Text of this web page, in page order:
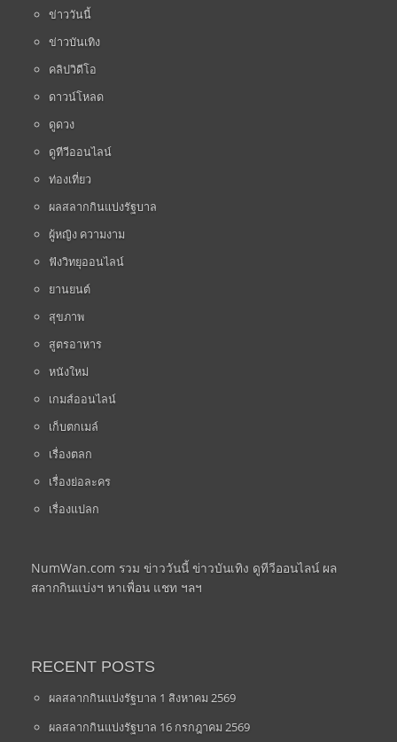
ข่าววันนี้
ข่าวบันเทิง
คลิปวิดีโอ
ดาวน์โหลด
ดูดวง
ดูทีวีออนไลน์
ท่องเที่ยว
ผลสลากกินแบ่งรัฐบาล
ผู้หญิง ความงาม
ฟังวิทยุออนไลน์
ยานยนต์
สุขภาพ
สูตรอาหาร
หนังใหม่
เกมส์ออนไลน์
เก็บตกเมล์
เรื่องตลก
เรื่องย่อละคร
เรื่องแปลก
NumWan.com รวม ข่าววันนี้ ข่าวบันเทิง ดูทีวีออนไลน์ ผล
สลากกินแบ่งฯ หาเพื่อน แชท ฯลฯ
RECENT POSTS
ผลสลากกินแบ่งรัฐบาล 1 สิงหาคม 2569
ผลสลากกินแบ่งรัฐบาล 16 กรกฎาคม 2569